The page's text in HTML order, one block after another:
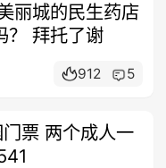
丽城的民生药店
？ 拜托了谢
912 5
票 两个成人一